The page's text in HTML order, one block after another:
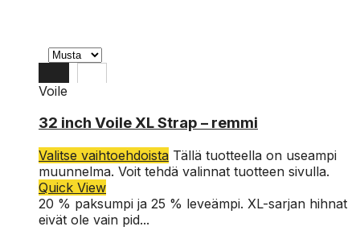
Voile
32 inch Voile XL Strap – remmi
Valitse vaihtoehdoista Tällä tuotteella on useampi
muunnelma. Voit tehdä valinnat tuotteen sivulla.
Quick View
20 % paksumpi ja 25 % leveämpi. XL-sarjan hihnat
eivät ole vain pid...